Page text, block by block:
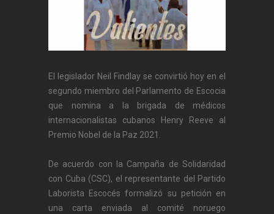
El legislador Neil Findlay se convirtió hoy en el
segundo miembro del Parlamento de Escocia
que nomina a la brigada de médicos
internacionalistas cubanos Henry Reeve al
Premio Nobel de la Paz 2021.
De acuerdo con la Campaña de Solidaridad
con Cuba (CSC), el representante del Partido
Laborista Escocés formalizó su petición en
una carta enviada al comité noruego